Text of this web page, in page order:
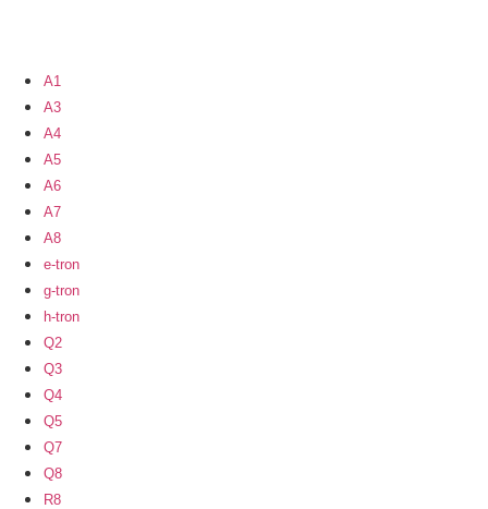
A1
A3
A4
A5
A6
A7
A8
e-tron
g-tron
h-tron
Q2
Q3
Q4
Q5
Q7
Q8
R8